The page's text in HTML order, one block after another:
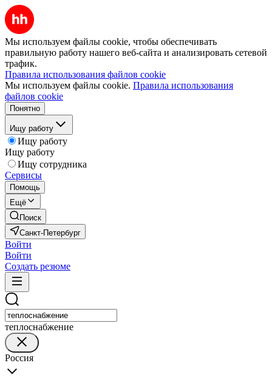
Мы используем файлы cookie, чтобы обеспечивать
правильную работу нашего веб-сайта и анализировать сетевой
трафик.
Правила использования файлов cookie
Мы используем файлы cookie. Правила использования
файлов cookie
Понятно
Ищу работу
Ищу работу
Ищу работу
Ищу сотрудника
Сервисы
Помощь
Ещё
Поиск
Санкт-Петербург
Войти
Войти
Создать резюме
теплоснабжение
Россия